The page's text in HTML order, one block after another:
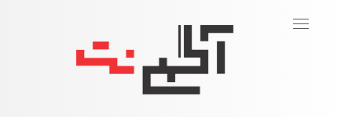
آگهی استان ها
Toggle
آگهی استان ها
آگهی استان ها
آگهی استان ها